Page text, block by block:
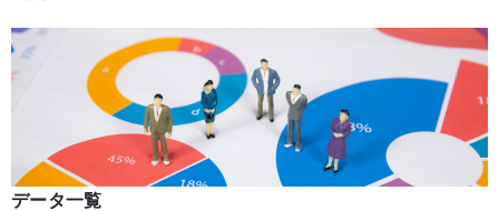
データ一覧